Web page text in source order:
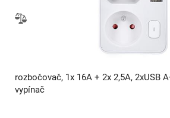
rozbočovač, 1x 16A + 2x 2,5A, 2xUSB
vypínač